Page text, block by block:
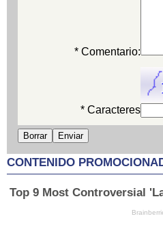
* Comentario:
* Caracteres